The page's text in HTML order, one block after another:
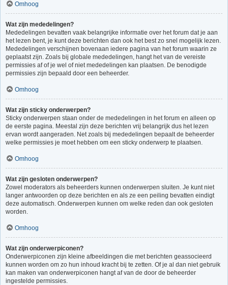
Omhoog
Wat zijn mededelingen?
Mededelingen bevatten vaak belangrijke informatie over het forum dat je aan
het lezen bent, je kunt deze berichten dan ook het best zo snel mogelijk lezen.
Mededelingen verschijnen bovenaan iedere pagina van het forum waarin ze
geplaatst zijn. Zoals bij globale mededelingen, hangt het van de vereiste
permissies af of je wel of niet mededelingen kan plaatsen. De benodigde
permissies zijn bepaald door een beheerder.
Omhoog
Wat zijn sticky onderwerpen?
Sticky onderwerpen staan onder de mededelingen in het forum en alleen op
de eerste pagina. Meestal zijn deze berichten vrij belangrijk dus het lezen
ervan wordt aangeraden. Net zoals bij mededelingen bepaalt de beheerder
welke permissies je moet hebben om een sticky onderwerp te plaatsen.
Omhoog
Wat zijn gesloten onderwerpen?
Zowel moderators als beheerders kunnen onderwerpen sluiten. Je kunt niet
langer antwoorden op deze berichten en als ze een peiling bevatten eindigt
deze automatisch. Onderwerpen kunnen om welke reden dan ook gesloten
worden.
Omhoog
Wat zijn onderwerpiconen?
Onderwerpiconen zijn kleine afbeeldingen die met berichten geassocieerd
kunnen worden om zo hun inhoud kracht bij te zetten. Of je al dan niet gebruik
kan maken van onderwerpiconen hangt af van de door de beheerder
ingestelde permissies.